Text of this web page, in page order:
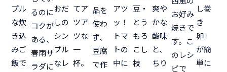
プル
な炊
き込
みご
飯で
るのに
コクが
ある、
春雨サ
ラダに
おだ
しの
シン
プル
なレ
てア
ツア
ツな
一
杯。
品を
使わ
ず、
豆腐
で作
アツ
ッ！
トマ
トの
中に
豆・
とう
もろ
こし
枝
爽や
かな
酸味
と、
ちり
お好み
焼きで
す。こ
のレシ
ピで
し巻
き
卵」
が簡
単に